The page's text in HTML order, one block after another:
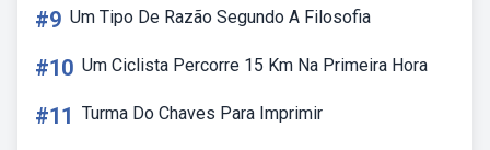
#9 Um Tipo De Razão Segundo A Filosofia
#10 Um Ciclista Percorre 15 Km Na Primeira Hora
#11 Turma Do Chaves Para Imprimir